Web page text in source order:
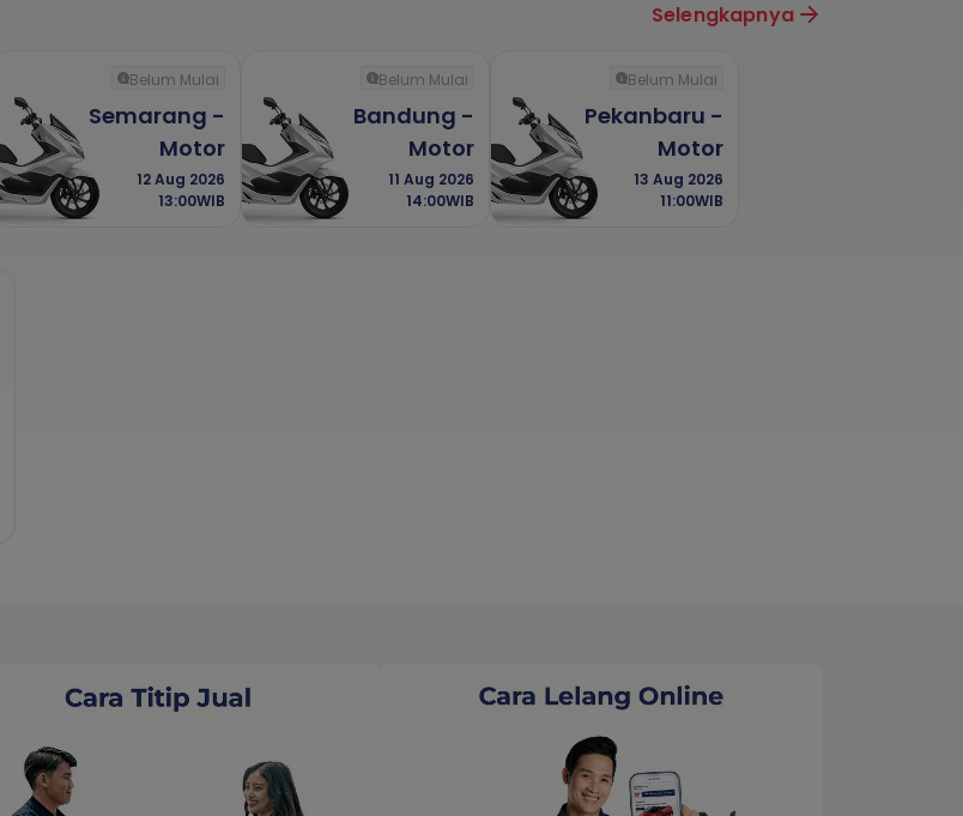
Selengkapnya
Belum Mulai
Semarang -
Motor
12 Aug 2026
13:00WIB
Belum Mulai
Bandung -
Motor
11 Aug 2026
14:00WIB
Belum Mulai
Pekanbaru -
Motor
13 Aug 2026
11:00WIB